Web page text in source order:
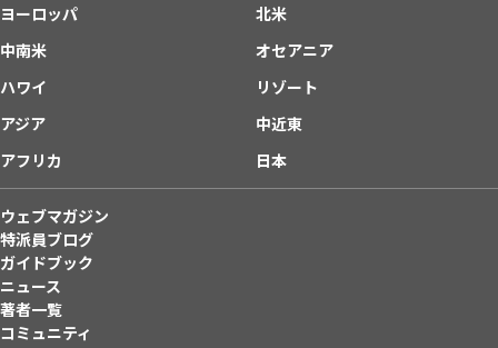
ヨーロッパ
北米
中南米
オセアニア
ハワイ
リゾート
アジア
中近東
アフリカ
日本
ウェブマガジン
特派員ブログ
ガイドブック
ニュース
著者一覧
コミュニティ